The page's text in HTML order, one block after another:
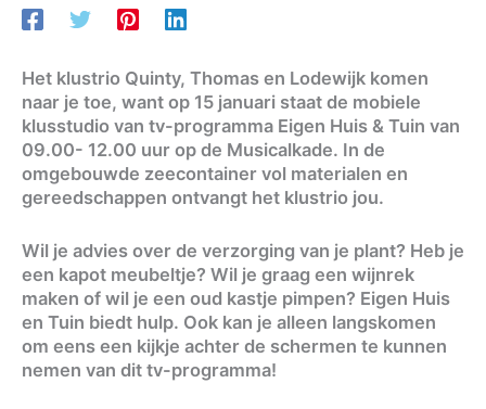
Het klustrio Quinty, Thomas en Lodewijk komen
naar je toe, want op 15 januari staat de mobiele
klusstudio van tv-programma Eigen Huis & Tuin van
09.00- 12.00 uur op de Musicalkade. In de
omgebouwde zeecontainer vol materialen en
gereedschappen ontvangt het klustrio jou.
Wil je advies over de verzorging van je plant? Heb je
een kapot meubeltje? Wil je graag een wijnrek
maken of wil je een oud kastje pimpen? Eigen Huis
en Tuin biedt hulp. Ook kan je alleen langskomen
om eens een kijkje achter de schermen te kunnen
nemen van dit tv-programma!